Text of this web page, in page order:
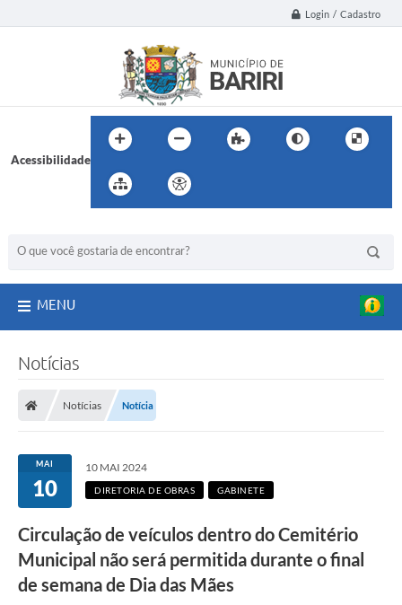
Login / Cadastro
Acessibilidade
MENU
Notícias
Notícias Notícia
MAI
10
10 MAI 2024
DIRETORIA DE OBRAS GABINETE
Circulação de veículos dentro do Cemitério
Municipal não será permitida durante o final
de semana de Dia das Mães